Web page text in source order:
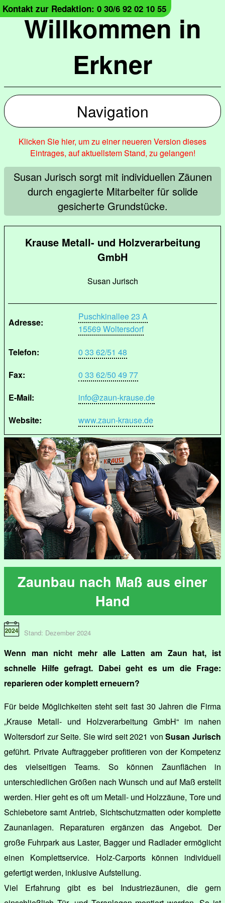
Willkommen in
Erkner
Kontakt zur Redaktion: 0 30/6 92 02 10 55
Navigation
Klicken Sie hier, um zu einer neueren Version dieses
Eintrages, auf aktuellstem Stand, zu gelangen!
Susan Jurisch sorgt mit individuellen Zäunen
durch engagierte Mitarbeiter für solide
gesicherte Grundstücke.
Krause Metall- und Holzverarbeitung
GmbH
Susan Jurisch
Adresse:
Puschkinallee 23 A
15569 Woltersdorf
Telefon:
0 33 62/51 48
Fax:
0 33 62/50 49 77
E-Mail:
info@zaun-krause.de
Website:
www.zaun-krause.de
Zaunbau nach Maß aus einer
Hand
Stand: Dezember 2024
Wenn man nicht mehr alle Latten am Zaun hat, ist
schnelle Hilfe gefragt. Dabei geht es um die Frage:
reparieren oder komplett erneuern?
Für beide Möglichkeiten steht seit fast 30 Jahren die Firma
„Krause Metall- und Holzverarbeitung GmbH“ im nahen
Woltersdorf zur Seite. Sie wird seit 2021 vonSusan Jurisch
geführt. Private Auftraggeber profitieren von der Kompetenz
des vielseitigen Teams. So können Zaunflächen in
unterschiedlichen Größen nach Wunsch und auf Maß erstellt
werden. Hier geht es oft um Metall- und Holzzäune, Tore und
Schiebetore samt Antrieb, Sichtschutzmatten oder komplette
Zaunanlagen. Reparaturen ergänzen das Angebot. Der
große Fuhrpark aus Laster, Bagger und Radlader ermöglicht
einen Komplettservice. Holz-Carports können individuell
gefertigt werden, inklusive Aufstellung.
Viel Erfahrung gibt es bei Industriezäunen, die gern